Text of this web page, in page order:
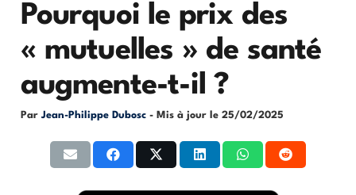
Pourquoi le prix des
« mutuelles » de santé
augmente-t-il ?
Par Jean-Philippe Dubosc - Mis à jour le 25/02/2025